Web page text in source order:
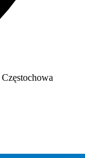
Częstochowa